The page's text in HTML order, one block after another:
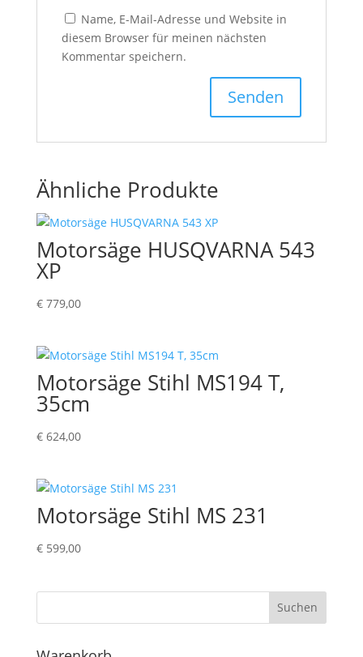
Name, E-Mail-Adresse und Website in
diesem Browser für meinen nächsten
Kommentar speichern.
Ähnliche Produkte
Motorsäge HUSQVARNA 543
XP
€779,00
Motorsäge Stihl MS194 T,
35cm
€624,00
Motorsäge Stihl MS 231
€599,00
Suchen